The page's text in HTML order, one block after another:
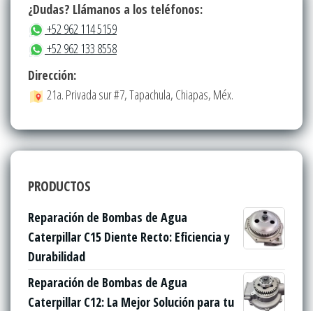
¿Dudas? Llámanos a los teléfonos:
+52 962 114 5159
+52 962 133 8558
Dirección:
21a. Privada sur #7, Tapachula, Chiapas, Méx.
PRODUCTOS
Reparación de Bombas de Agua
Caterpillar C15 Diente Recto: Eficiencia y
Durabilidad
Reparación de Bombas de Agua
Caterpillar C12: La Mejor Solución para tu